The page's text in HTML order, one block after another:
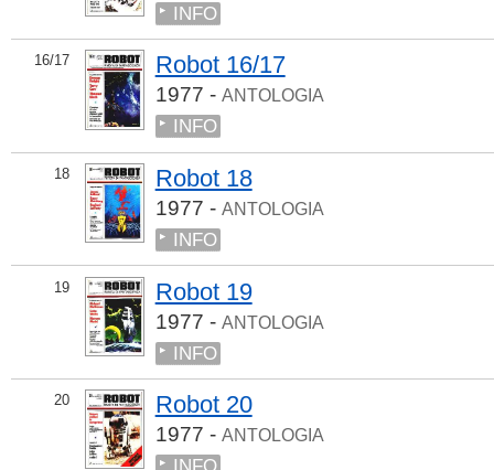
INFO
16/17 Robot 16/17
1977 - ANTOLOGIA
INFO
18 Robot 18
1977 - ANTOLOGIA
INFO
19 Robot 19
1977 - ANTOLOGIA
INFO
20 Robot 20
1977 - ANTOLOGIA